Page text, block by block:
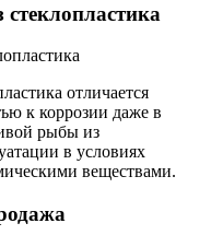
отличается
к коррозии даже в
рыбы из
в условиях
веществами.